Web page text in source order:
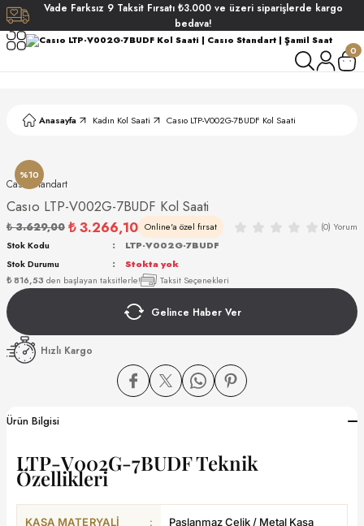
Vade Farksız 9 Taksit Fırsatı ₺3.000 ve üzeri siparişlerde kargo
bedava!
0
Anasayfa Kadın Kol Saati Casıo LTP-V002G-7BUDF Kol Saati
%10
Casıo Standart
Casıo LTP-V002G-7BUDF Kol Saati
₺ 3.629,00 ₺ 3.266,10 Online'a özel fırsat (0) Yorum
₺ 816,53 den başlayan taksitlerle! Taksit Seçenekleri
Stok Kodu
LTP-V002G-7BUDF
Stok Durumu
Stokta yok
Gelince Haber Ver
Hızlı Kargo
Ürün Bilgisi
LTP-V002G-7BUDF Teknik
Özellikleri
KASA MATERYALI : Paslanmaz Çelik / Metal Kasa